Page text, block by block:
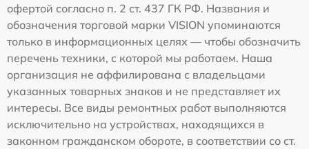
офертой согласно п. 2 ст. 437 ГК РФ. Названия и
обозначения торговой марки VISION упоминаются
только в информационных целях — чтобы обозначить
перечень техники, с которой мы работаем. Наша
организация не аффилирована с владельцами
указанных товарных знаков и не представляет их
интересы. Все виды ремонтных работ выполняются
исключительно на устройствах, находящихся в
законном гражданском обороте, в соответствии со ст.